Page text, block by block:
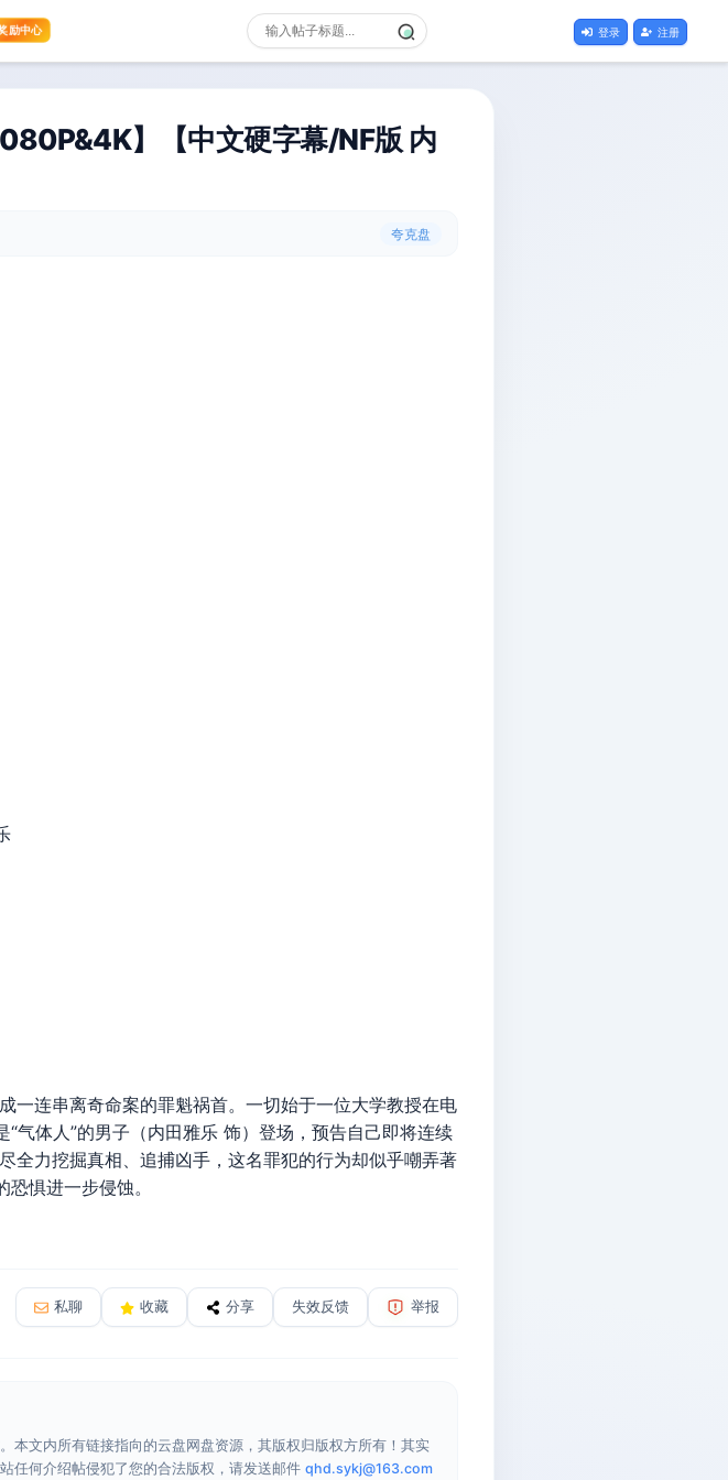
励中心 登录 注册
】【中文硬字幕/NF版 内
夸克盘
连串离奇命案的罪魁祸首。一切始于一位大学教授在电
气体人”的男子（内田雅乐 饰）登场，预告自己即将连续
全力挖掘真相、追捕凶手，这名罪犯的行为却似乎嘲弄著
惧进一步侵蚀。
私聊 收藏 分享 失效反馈 举报
本文内所有链接指向的云盘网盘资源，其版权归版权方所有！其实
任何介绍帖侵犯了您的合法版权，请发送邮件 qhd.sykj@163.com